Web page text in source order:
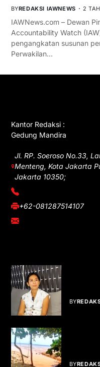
BYREDAKSI IAWNEWS 2
IAWNews.com – Dewan
Accountability Watch
pengangkatan susunan
Perwakilan…
Kantor Redaksi :
Gedung Mandira
Jl. RP. Soeroso No.33,
Menteng, Kota Jakarta
Jakarta 10350;
(021) 3908026
+62-081287514107
adm@iawnews.com
BY
BY